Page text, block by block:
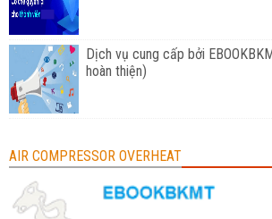
Dịch vụ cung cấp bởi
hoàn thiện)
AIR COMPRESSOR OVERHEAT